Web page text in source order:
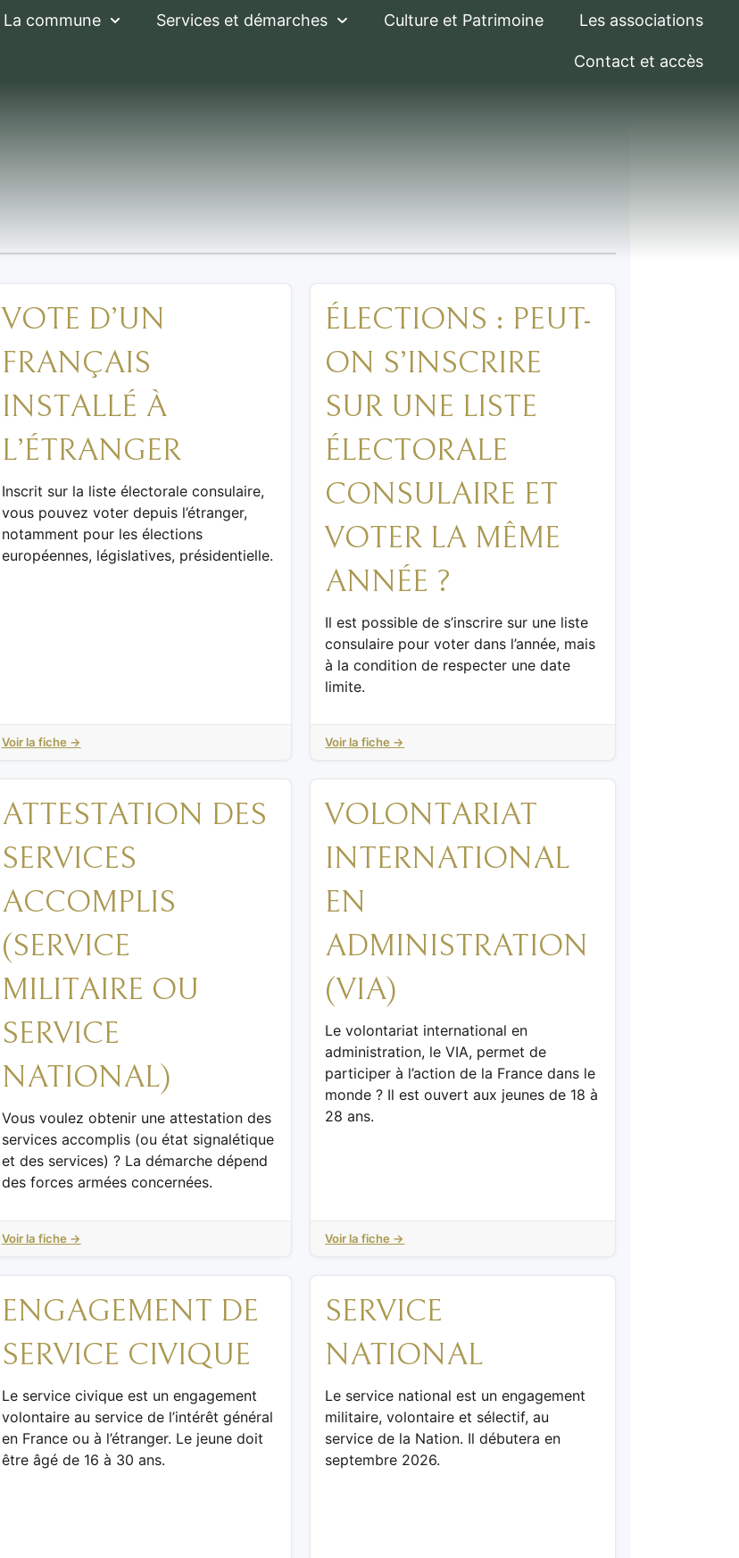
La commune Services et démarches Culture et Patrimoine Les associations
Contact et accès
VOTE D’UN
FRANÇAIS
INSTALLÉ À
L’ÉTRANGER
Inscrit sur la liste électorale consulaire,
vous pouvez voter depuis l’étranger,
notamment pour les élections
européennes, législatives, présidentielle.
Voir la fiche →
ÉLECTIONS : PEUT-
ON S’INSCRIRE
SUR UNE LISTE
ÉLECTORALE
CONSULAIRE ET
VOTER LA MÊME
ANNÉE ?
Il est possible de s’inscrire sur une liste
consulaire pour voter dans l’année, mais
à la condition de respecter une date
limite.
Voir la fiche →
ATTESTATION DES
SERVICES
ACCOMPLIS
(SERVICE
MILITAIRE OU
SERVICE
NATIONAL)
Vous voulez obtenir une attestation des
services accomplis (ou état signalétique
et des services) ? La démarche dépend
des forces armées concernées.
Voir la fiche →
VOLONTARIAT
INTERNATIONAL
EN
ADMINISTRATION
(VIA)
Le volontariat international en
administration, le VIA, permet de
participer à l’action de la France dans le
monde ? Il est ouvert aux jeunes de 18 à
28 ans.
Voir la fiche →
ENGAGEMENT DE
SERVICE CIVIQUE
Le service civique est un engagement
volontaire au service de l’intérêt général
en France ou à l’étranger. Le jeune doit
être âgé de 16 à 30 ans.
SERVICE
NATIONAL
Le service national est un engagement
militaire, volontaire et sélectif, au
service de la Nation. Il débutera en
septembre 2026.